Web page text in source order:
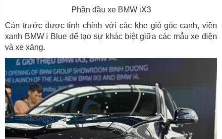
Phần đầu xe BMW iX3
Cản trước được tinh chỉnh với các khe gió góc cạnh, viền
xanh BMW i Blue để tạo sự khác biệt giữa các mẫu xe điện
và xe xăng.